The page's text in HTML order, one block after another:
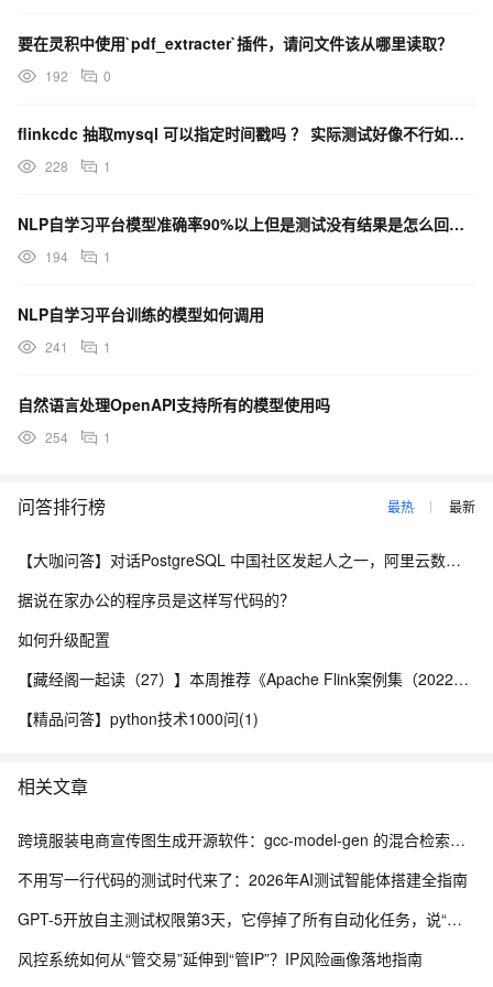
要在灵积中使用`pdf_extracter`插件，请问文件该从哪里读取？
192 0
flinkcdc 抽取mysql 可以指定时间戳吗 ？ 实际测试好像不行如果可以给出正确配置吗 ？
228 1
NLP自学习平台模型准确率90%以上但是测试没有结果是怎么回事？
194 1
NLP自学习平台训练的模型如何调用
241 1
自然语言处理OpenAPI支持所有的模型使用吗
254 1
问答排行榜 最热 最新
【大咖问答】对话PostgreSQL 中国社区发起人之一，阿里云数据库高级专家 德哥
据说在家办公的程序员是这样写代码的？
如何升级配置
【藏经阁一起读（27）】本周推荐《Apache Flink案例集（2022版）》，你有哪些心得？
【精品问答】python技术1000问(1)
相关文章
跨境服装电商宣传图生成开源软件：gcc-model-gen 的混合检索与风格继承架构
不用写一行代码的测试时代来了：2026年AI测试智能体搭建全指南
GPT-5开放自主测试权限第3天，它停掉了所有自动化任务，说“这些用例毫无意义”
风控系统如何从“管交易”延伸到“管IP”？IP风险画像落地指南